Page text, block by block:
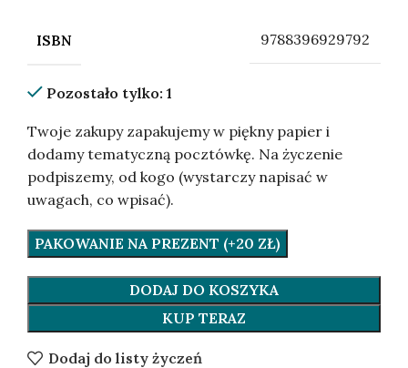
ISBN 9788396929792
Pozostało tylko: 1
Twoje zakupy zapakujemy w piękny papier i
dodamy tematyczną pocztówkę. Na życzenie
podpiszemy, od kogo (wystarczy napisać w
uwagach, co wpisać).
PAKOWANIE NA PREZENT (+20 ZŁ)
DODAJ DO KOSZYKA
KUP TERAZ
Dodaj do listy życzeń